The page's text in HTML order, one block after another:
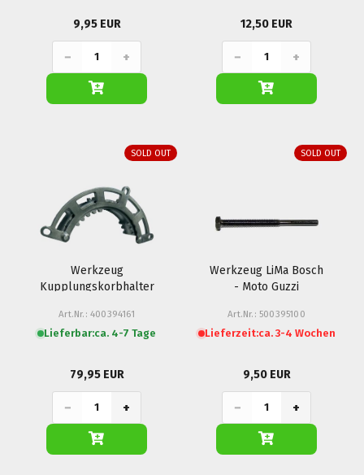
9,95 EUR
− +
12,50 EUR
− +
SOLD OUT
Werkzeug
Kupplungskorbhalter
Art.Nr.: 400394161
Lieferbar:ca. 4-7 Tage
79,95 EUR
− +
SOLD OUT
Werkzeug LiMa Bosch
- Moto Guzzi
Art.Nr.: 500395100
Lieferzeit:ca. 3-4 Wochen
9,50 EUR
− +